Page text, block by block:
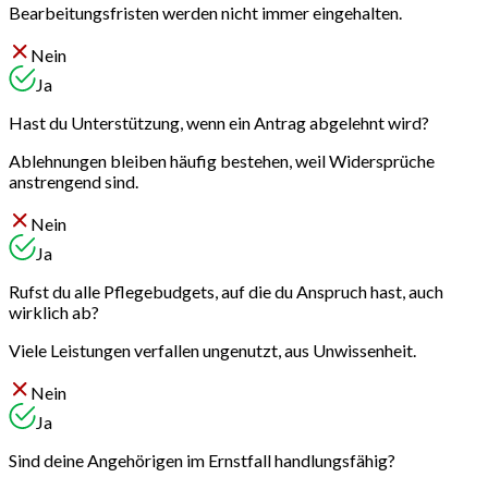
Bearbeitungsfristen werden nicht immer eingehalten.
Nein
Ja
Hast du Unterstützung, wenn ein Antrag abgelehnt wird?
Ablehnungen bleiben häufig bestehen, weil Widersprüche
anstrengend sind.
Nein
Ja
Rufst du alle Pflegebudgets, auf die du Anspruch hast, auch
wirklich ab?
Viele Leistungen verfallen ungenutzt, aus Unwissenheit.
Nein
Ja
Sind deine Angehörigen im Ernstfall handlungsfähig?